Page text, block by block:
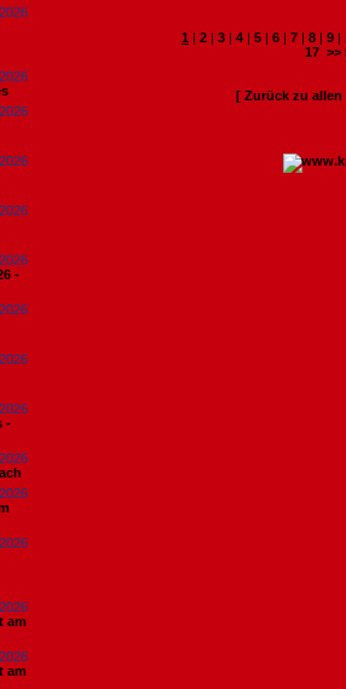
-
-
am
am
1 | 2 | 3 | 4 | 5 | 6 | 7 | 8 | 9 |
17 >>
[ Zurück zu